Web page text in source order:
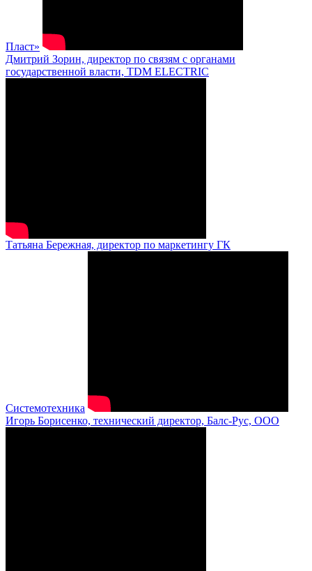
Пласт»
Дмитрий Зорин, директор по связям с органами
государственной власти, TDM ELECTRIC
Татьяна Бережная, директор по маркетингу ГК
Системотехника
Игорь Борисенко, технический директор, Балс-Рус, ООО